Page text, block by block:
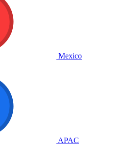
Mexico
APAC